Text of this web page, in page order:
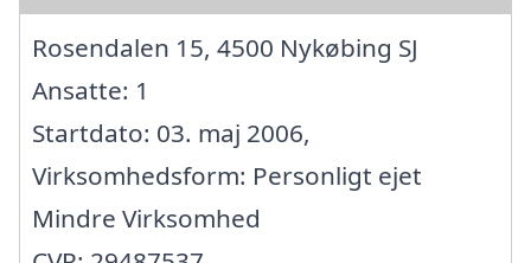
Rosendalen 15, 4500 Nykøbing SJ
Ansatte: 1
Startdato: 03. maj 2006,
Virksomhedsform: Personligt ejet
Mindre Virksomhed